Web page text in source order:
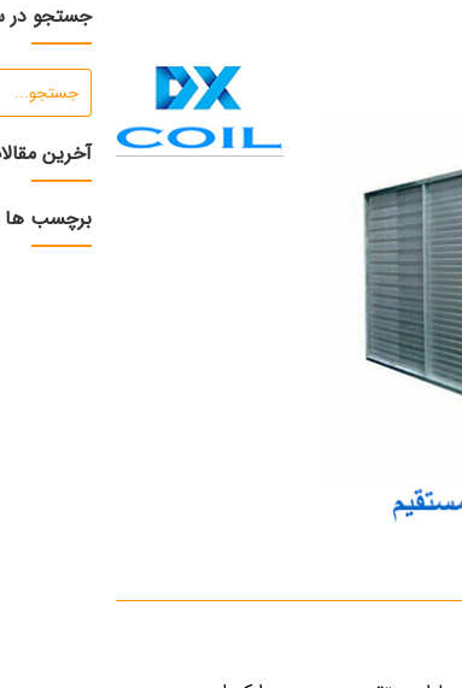
جستجو در
آخرین
برچسب ها